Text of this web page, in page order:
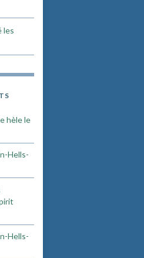
les
hèle le
Hells-
Hells-